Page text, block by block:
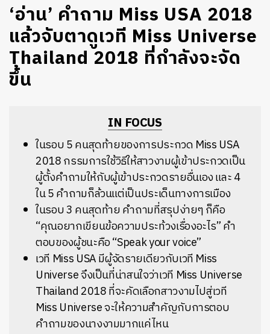
‘อ่าน’ คำถาม Miss USA 2018
แล้วจับตาดูเวที Miss Universe
Thailand 2018 ที่กำลังจะจัด
ขึ้น
IN FOCUS
ในรอบ 5 คนสุดท้ายของการประกวด Miss USA
2018 กรรมการใช้วิธีให้สาวงามผู้เข้าประกวดเป็น
ผู้ตั้งคำถามให้กับผู้เข้าประกวดรายอื่นเอง และ 4
ใน 5 คำถามก็ล้วนแต่เป็นประเด็นทางการเมือง
ในรอบ 3 คนสุดท้าย คำถามที่สรุปง่ายๆ ก็คือ
“คุณอยากเขียนข้อความประท้วงเรื่องอะไร” คำ
ตอบของผู้ชนะคือ “Speak your voice”
เวที Miss USA มีผู้จัดรายเดียวกับเวที Miss
Universe จึงเป็นที่น่าสนใจว่าเวที Miss Universe
Thailand 2018 ที่จะคัดเลือกสาวงามไปสู่เวที
Miss Universe จะให้ความสำคัญกับการตอบ
คำถามของนางงามมากแค่ไหน